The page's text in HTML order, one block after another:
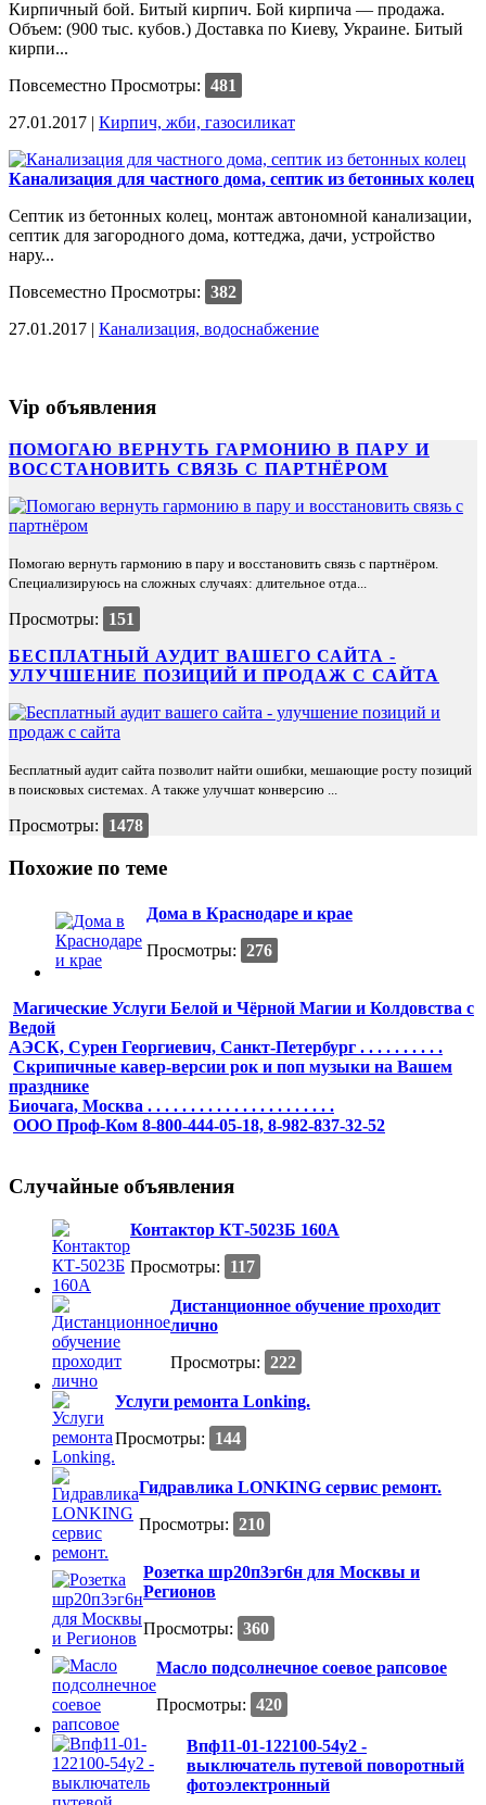
Кирпичный бой. Битый кирпич. Бой кирпича — продажа.
Объем: (900 тыс. кубов.) Доставка по Киеву, Украине. Битый
кирпи...
Повсеместно Просмотры: 481
27.01.2017 | Кирпич, жби, газосиликат
Канализация для частного дома, септик из бетонных колец
Септик из бетонных колец, монтаж автономной канализации,
септик для загородного дома, коттеджа, дачи, устройство
нару...
Повсеместно Просмотры: 382
27.01.2017 | Канализация, водоснабжение
Vip объявления
ПОМОГАЮ ВЕРНУТЬ ГАРМОНИЮ В ПАРУ И
ВОССТАНОВИТЬ СВЯЗЬ С ПАРТНЁРОМ
Помогаю вернуть гармонию в пару и восстановить связь с партнёром.
Специализируюсь на сложных случаях: длительное отда...
Просмотры:
151
БЕСПЛАТНЫЙ АУДИТ ВАШЕГО САЙТА -
УЛУЧШЕНИЕ ПОЗИЦИЙ И ПРОДАЖ С САЙТА
Бесплатный аудит сайта позволит найти ошибки, мешающие росту позиций
в поисковых системах. А также улучшат конверсию ...
Просмотры: 1478
Похожие по теме
Дома в Краснодаре и крае
Просмотры: 276
Магические Услуги Белой и Чёрной Магии и Колдовства с
Ведой
АЭСК, Сурен Георгиевич, Санкт-Петербург . . . . . . . . . .
Скрипичные кавер-версии рок и поп музыки на Вашем
празднике
Биочага, Москва . . . . . . . . . . . . . . . . . . . . . .
ООО Проф-Ком 8-800-444-05-18, 8-982-837-32-52
Случайные объявления
Контактор КТ-5023Б 160А
Просмотры:
117
Дистанционное обучение проходит
лично
Просмотры: 222
Услуги ремонта Lonking.
Просмотры:
144
Гидравлика LONKING сервис ремонт.
Просмотры: 210
Розетка шр20п3эг6н для Москвы и
Регионов
Просмотры: 360
Масло подсолнечное соевое рапсовое
Просмотры: 420
Впф11-01-122100-54у2 -
выключатель путевой поворотный
фотоэлектронный